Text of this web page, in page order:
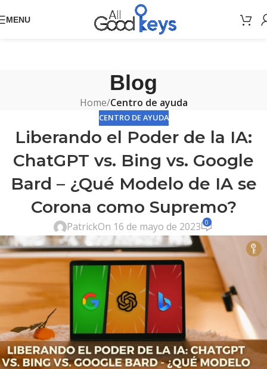
MENU
Blog
Home/Centro de ayuda
CENTRO DE AYUDA
Liberando el Poder de la IA:
ChatGPT vs. Bing vs. Google
Bard – ¿Qué Modelo de IA se
Corona como Supremo?
PatrickOn 16 de mayo de 2023 0